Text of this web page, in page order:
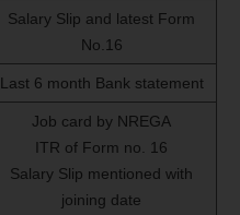
Salary Slip and latest Form
No.16
Last 6 month Bank statement
Job card by NREGA
ITR of Form no. 16
Salary Slip mentioned with
joining date